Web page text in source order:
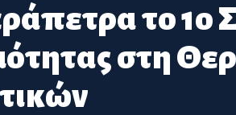
το 1ο
στη